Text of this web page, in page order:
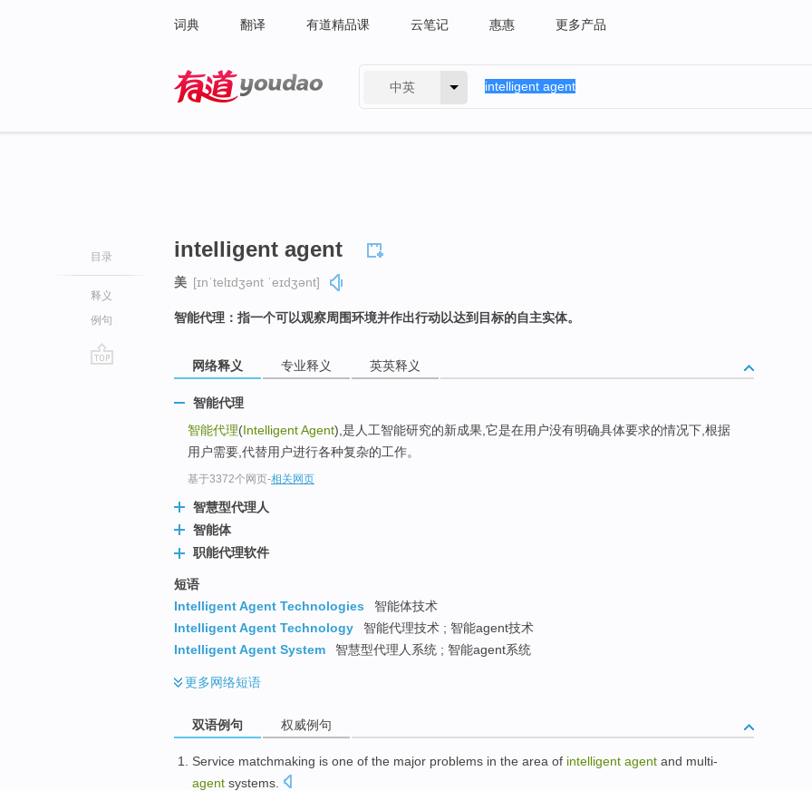
词典 翻译 有道精品课 云笔记 惠惠 更多产品
中英
目录
释义
例句
intelligent agent
美 [ɪnˈtelɪdʒənt ˈeɪdʒənt]
智能代理：指一个可以观察周围环境并作出行动以达到目标的自主实体。
网络释义 专业释义 英英释义
智能代理
智能代理(Intelligent Agent),是人工智能研究的新成果,它是在用户没有明确具体要求的情况下,根据
用户需要,代替用户进行各种复杂的工作。
基于3372个网页-相关网页
智慧型代理人
智能体
职能代理软件
短语
Intelligent Agent Technologies
智能体技术
Intelligent Agent Technology
智能代理技术 ; 智能agent技术
Intelligent Agent System
智慧型代理人系统 ; 智能agent系统
更多网络短语
双语例句 权威例句
Service matchmaking is one of the major problems in the area of intelligent agent and multi-
agent systems